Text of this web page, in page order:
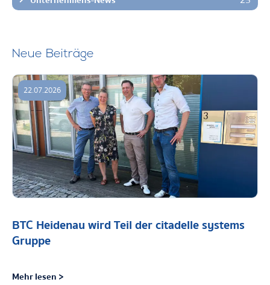
Neue Beiträge
BTC Heidenau wird Teil der citadelle systems
Gruppe
Mehr lesen >
22.07.2026